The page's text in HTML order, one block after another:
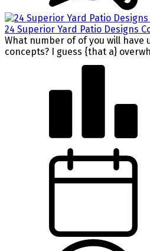
24 Superior Yard Patio Designs
What number of of you will have
concepts? I guess {that a}